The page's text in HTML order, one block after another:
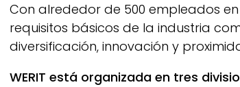
Con alrededor de 500 empleados
requisitos básicos de la industria
diversificación, innovación y
WERIT está organizada en tres